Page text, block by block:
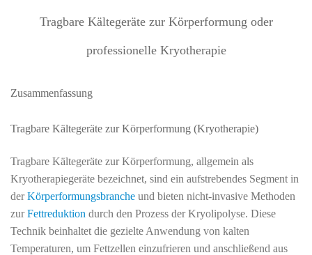
Tragbare Kältegeräte zur Körperformung oder
professionelle Kryotherapie
Zusammenfassung
Tragbare Kältegeräte zur Körperformung (Kryotherapie)
Tragbare Kältegeräte zur Körperformung, allgemein als
Kryotherapiegeräte bezeichnet, sind ein aufstrebendes Segment in
derKörperformungsbranche und bieten nicht-invasive Methoden
zurFettreduktion durch den Prozess der Kryolipolyse. Diese
Technik beinhaltet die gezielte Anwendung von kalten
Temperaturen, um Fettzellen einzufrieren und anschließend aus